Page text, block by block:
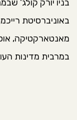
בניו יורק קולג'
באוניברסיטת
מאנטארקטיקה,
במרבית מדינות